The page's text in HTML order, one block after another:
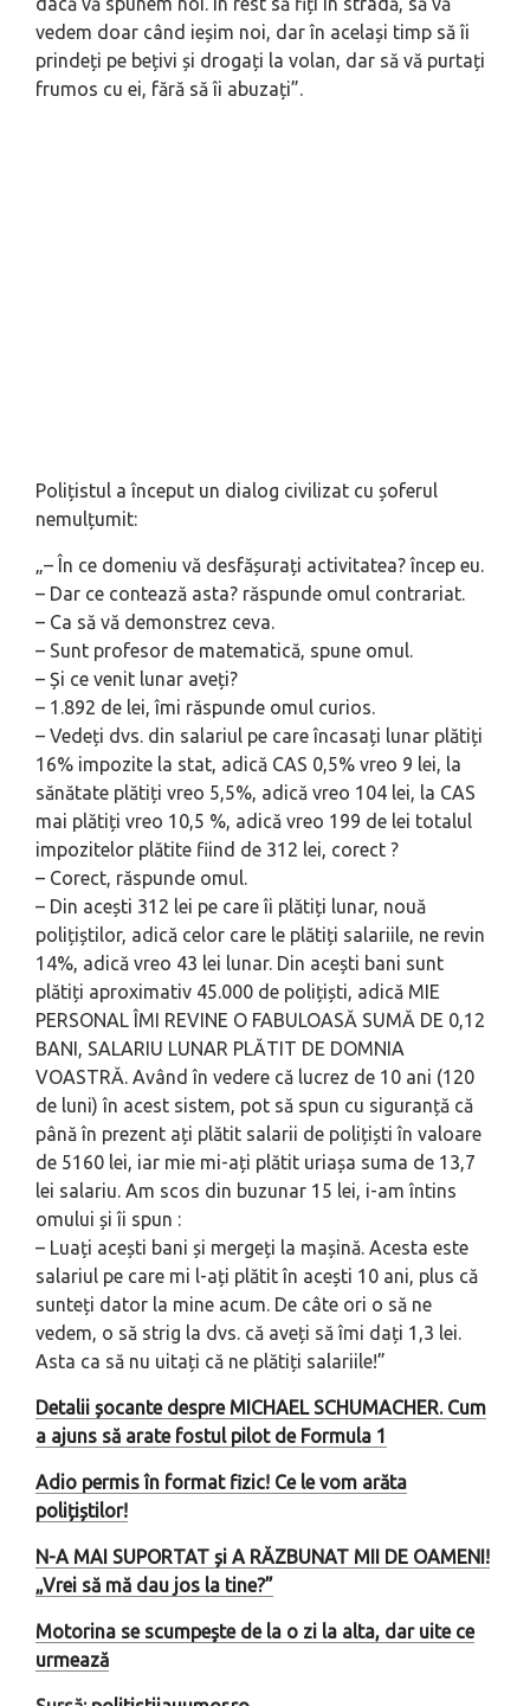
vedem doar când ieșim noi, dar în același timp să îi
prindeți pe bețivi și drogați la volan, dar să vă purtați
frumos cu ei, fără să îi abuzați”.
Polițistul a început un dialog civilizat cu șoferul
nemulțumit:
„– În ce domeniu vă desfășurați activitatea? încep eu.
– Dar ce contează asta? răspunde omul contrariat.
– Ca să vă demonstrez ceva.
– Sunt profesor de matematică, spune omul.
– Și ce venit lunar aveți?
– 1.892 de lei, îmi răspunde omul curios.
– Vedeți dvs. din salariul pe care încasați lunar plătiți
16% impozite la stat, adică CAS 0,5% vreo 9 lei, la
sănătate plătiți vreo 5,5%, adică vreo 104 lei, la CAS
mai plătiți vreo 10,5 %, adică vreo 199 de lei totalul
impozitelor plătite fiind de 312 lei, corect ?
– Corect, răspunde omul.
– Din acești 312 lei pe care îi plătiți lunar, nouă
polițiștilor, adică celor care le plătiți salariile, ne revin
14%, adică vreo 43 lei lunar. Din acești bani sunt
plătiți aproximativ 45.000 de polițiști, adică MIE
PERSONAL ÎMI REVINE O FABULOASĂ SUMĂ DE 0,12
BANI, SALARIU LUNAR PLĂTIT DE DOMNIA
VOASTRĂ. Având în vedere că lucrez de 10 ani (120
de luni) în acest sistem, pot să spun cu siguranță că
până în prezent ați plătit salarii de polițiști în valoare
de 5160 lei, iar mie mi-ați plătit uriașa suma de 13,7
lei salariu. Am scos din buzunar 15 lei, i-am întins
omului și îi spun :
– Luați acești bani și mergeți la mașină. Acesta este
salariul pe care mi l-ați plătit în acești 10 ani, plus că
sunteți dator la mine acum. De câte ori o să ne
vedem, o să strig la dvs. că aveți să îmi dați 1,3 lei.
Asta ca să nu uitați că ne plătiți salariile!”
Detalii șocante despre MICHAEL SCHUMACHER. Cum
a ajuns să arate fostul pilot de Formula 1
Adio permis în format fizic! Ce le vom arăta
polițiștilor!
N-A MAI SUPORTAT și A RĂZBUNAT MII DE OAMENI!
„Vrei să mă dau jos la tine?”
Motorina se scumpeşte de la o zi la alta, dar uite ce
urmează